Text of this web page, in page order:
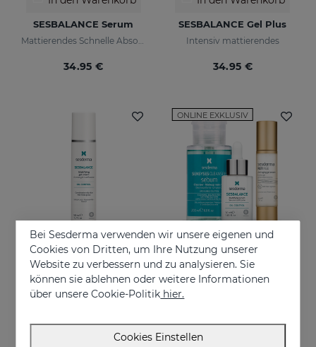
SESBALANCE Serum
Mattierendes Schnelle Absorption
34.95 €
SESBALANCE Gel Plus
Intensiv mattierendes
34.95 €
In den Warenkorb
SESBALANCE Gel-Creme
ONLINE EXKLUSIV
In den Warenkorb
Bei Sesderma verwenden wir unsere eigenen und
Cookies von Dritten, um Ihre Nutzung unserer
Website zu verbessern und zu analysieren. Sie
können sie ablehnen oder weitere Informationen
über unsere Cookie-Politik hier.
Cookies Einstellen